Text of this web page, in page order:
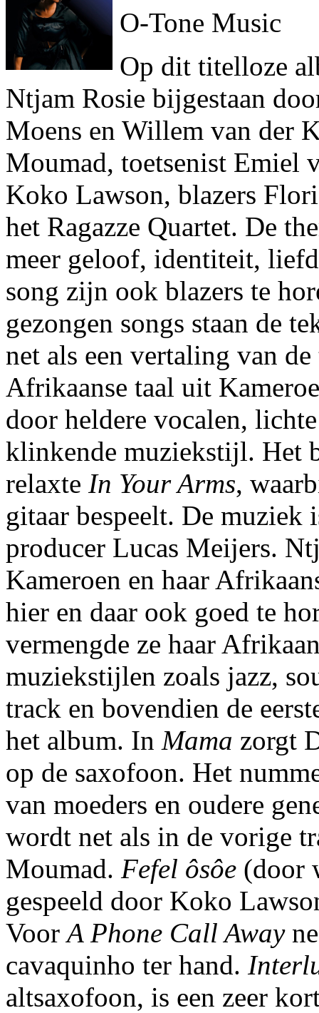
O-Tone Music
Op dit titelloze
Ntjam Rosie bijgestaan
Moens en Willem van der
Moumad, toetsenist Emiel
Koko Lawson, blazers
het Ragazze Quartet. De
meer geloof, identiteit,
song zijn ook blazers te
gezongen songs staan de
net als een vertaling van
Afrikaanse taal uit
door heldere vocalen,
klinkende muziekstijl. Het
relaxte In Your Arms,
gitaar bespeelt. De muziek
producer Lucas Meijers.
Kameroen en haar
hier en daar ook goed te
vermengde ze haar
muziekstijlen zoals jazz,
track en bovendien de
het album. In Mama zorgt
op de saxofoon. Het
van moeders en oudere
wordt net als in de vorige
Moumad. Fefel ôsôe (door
gespeeld door Koko
VoorA Phone Call Away
cavaquinho ter hand.
altsaxofoon, is een zeer